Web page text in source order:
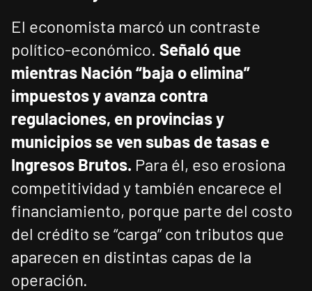
El economista marcó un contraste
político-económico. Señaló que
mientras Nación “baja o elimina”
impuestos y avanza contra
regulaciones, en provincias y
municipios se ven subas de tasas e
Ingresos Brutos. Para él, eso erosiona
competitividad y también encarece el
financiamiento, porque parte del costo
del crédito se “carga” con tributos que
aparecen en distintas capas de la
operación.